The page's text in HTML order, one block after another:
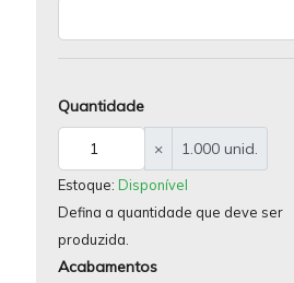
Quantidade
× 1.000 unid.
Estoque: Disponível
Defina a quantidade que deve ser
produzida.
Acabamentos